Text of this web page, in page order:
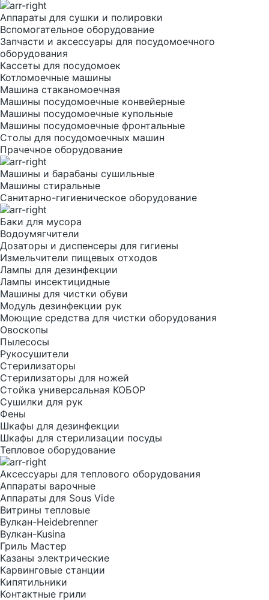
Аппараты для сушки и полировки
Вспомогательное оборудование
Запчасти и аксессуары для посудомоечного
оборудования
Кассеты для посудомоек
Котломоечные машины
Машина стаканомоечная
Машины посудомоечные конвейерные
Машины посудомоечные купольные
Машины посудомоечные фронтальные
Столы для посудомоечных машин
Прачечное оборудование
Машины и барабаны сушильные
Машины стиральные
Санитарно-гигиеническое оборудование
Баки для мусора
Водоумягчители
Дозаторы и диспенсеры для гигиены
Измельчители пищевых отходов
Лампы для дезинфекции
Лампы инсектицидные
Машины для чистки обуви
Модуль дезинфекции рук
Моющие средства для чистки оборудования
Овоскопы
Пылесосы
Рукосушители
Стерилизаторы
Стерилизаторы для ножей
Стойка универсальная КОБОР
Сушилки для рук
Фены
Шкафы для дезинфекции
Шкафы для стерилизации посуды
Тепловое оборудование
Аксессуары для теплового оборудования
Аппараты варочные
Аппараты для Sous Vide
Витрины тепловые
Вулкан-Heidebrenner
Вулкан-Kusina
Гриль Мастер
Казаны электрические
Карвинговые станции
Кипятильники
Контактные грили